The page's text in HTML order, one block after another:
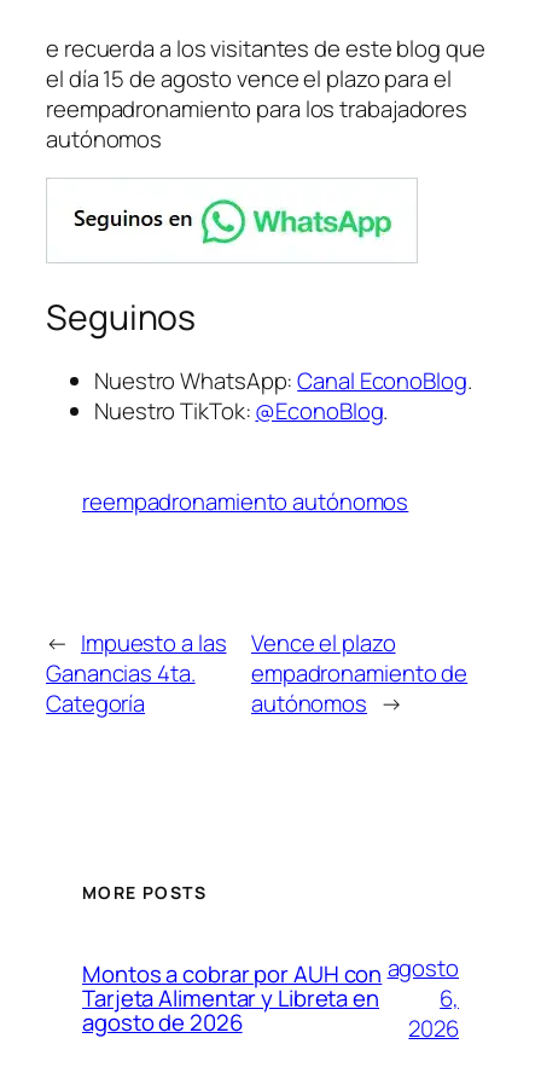
e recuerda a los visitantes de este blog que
el día 15 de agosto vence el plazo para el
reempadronamiento para los trabajadores
autónomos
Seguinos
Nuestro WhatsApp:Canal EconoBlog.
Nuestro TikTok:@EconoBlog.
reempadronamiento autónomos
← Impuesto a las
Ganancias 4ta.
Categoría
Vence el plazo
empadronamiento de
autónomos →
MORE POSTS
Montos a cobrar por AUH con
Tarjeta Alimentar y Libreta en
agosto de 2026
agosto
6,
2026